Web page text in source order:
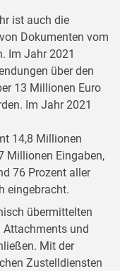
ist auch die
Dokumenten vom
Im Jahr 2021
über den
13 Millionen Euro
Im Jahr 2021
14,8 Millionen
Millionen Eingaben,
76 Prozent aller
eingebracht.
übermittelten
und
Mit der
Zustelldiensten